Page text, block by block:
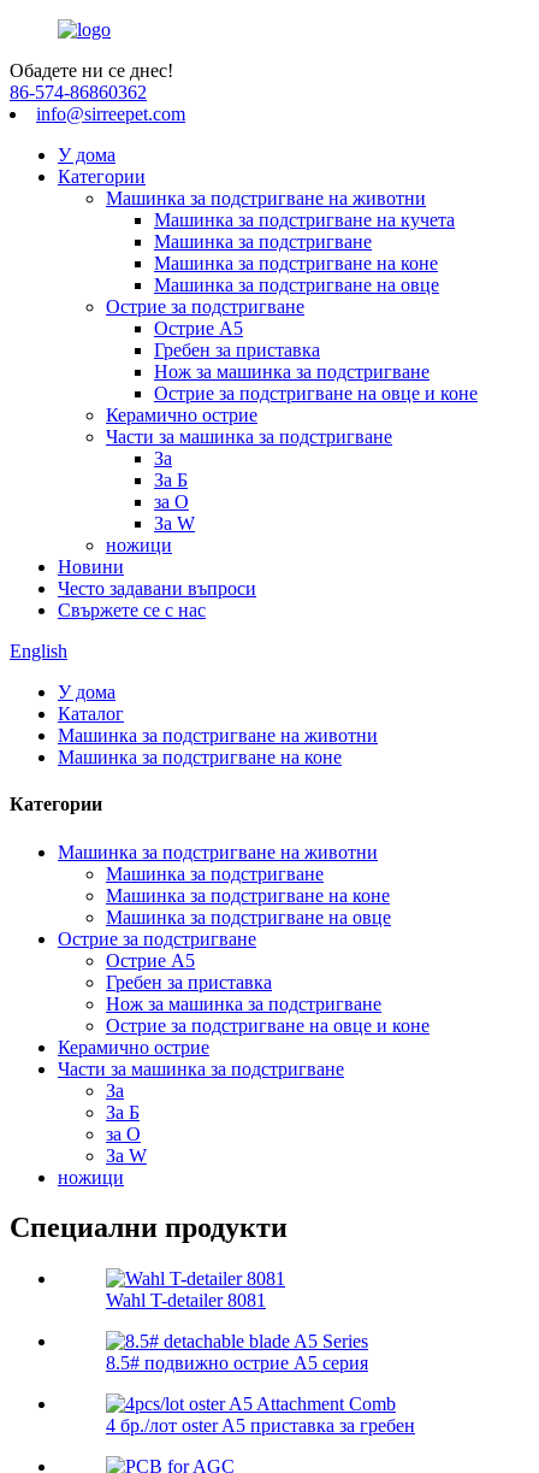
Обадете ни се днес!
86-574-86860362
info@sirreepet.com
У дома
Категории
Машинка за подстригване на животни
Машинка за подстригване на кучета
Машинка за подстригване
Машинка за подстригване на коне
Машинка за подстригване на овце
Острие за подстригване
Острие A5
Гребен за приставка
Нож за машинка за подстригване
Острие за подстригване на овце и коне
Керамично острие
Части за машинка за подстригване
За
За Б
за О
За W
ножици
Новини
Често задавани въпроси
Свържете се с нас
English
У дома
Каталог
Машинка за подстригване на животни
Машинка за подстригване на коне
Категории
Машинка за подстригване на животни
Машинка за подстригване
Машинка за подстригване на коне
Машинка за подстригване на овце
Острие за подстригване
Острие A5
Гребен за приставка
Нож за машинка за подстригване
Острие за подстригване на овце и коне
Керамично острие
Части за машинка за подстригване
За
За Б
за О
За W
ножици
Специални продукти
Wahl T-detailer 8081
8.5# подвижно острие A5 серия
4 бр./лот oster A5 приставка за гребен